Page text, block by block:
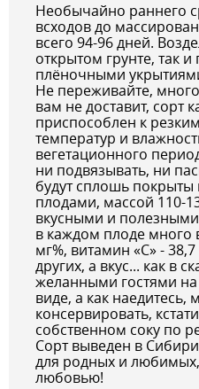
Необычайно раннего
всходов до
всего 94-96 дней.
открытом грунте, так
плёночными
Не переживайте,
вам не доставит, сорт
приспособлен к
температур и
вегетационного
ни подвязывать, ни
будут сплошь
плодами, массой 110-
вкусными и
в каждом плоде много
мг%, витамин «C» -
других, а вкус... как в
желанными гостями
виде, а как наедитесь,
консервировать,
собственном соку по
Сорт выведен в
для родных и любимых,
любовью!